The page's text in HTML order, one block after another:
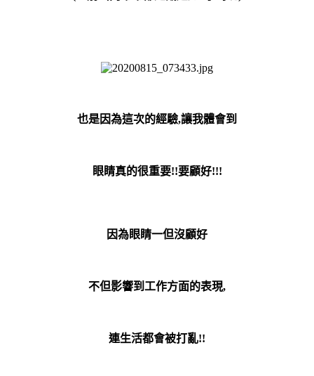
也是因為這次的經驗,讓我體會到
眼睛真的很重要!!要顧好!!!
因為眼睛一但沒顧好
不但影響到工作方面的表現,
連生活都會被打亂!!